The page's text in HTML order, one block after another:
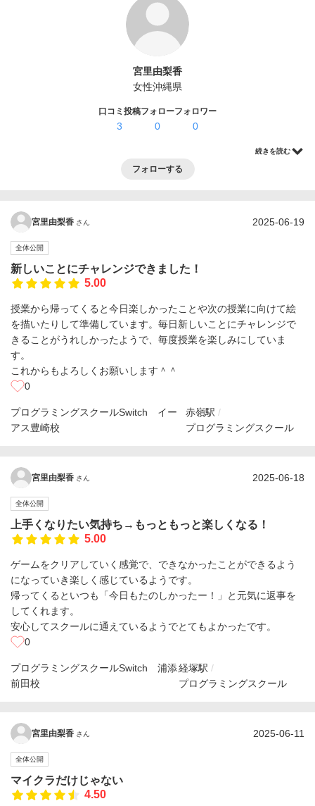
宮里由梨香
女性沖縄県
口コミ投稿
3
フォロー
0
フォロワー
0
続きを読む
フォローする
宮里由梨香 さん 2025-06-19
全体公開
新しいことにチャレンジできました！
5.00
授業から帰ってくると今日楽しかったことや次の授業に向けて絵
を描いたりして準備しています。毎日新しいことにチャレンジで
きることがうれしかったようで、毎度授業を楽しみにしていま
す。
これからもよろしくお願いします＾＾
0
プログラミングスクールSwitch イー
アス豊崎校
赤嶺駅
プログラミングスクール
宮里由梨香 さん 2025-06-18
全体公開
上手くなりたい気持ち→もっともっと楽しくなる！
5.00
ゲームをクリアしていく感覚で、できなかったことができるよう
になっていき楽しく感じているようです。
帰ってくるといつも「今日もたのしかったー！」と元気に返事を
してくれます。
安心してスクールに通えているようでとてもよかったです。
0
プログラミングスクールSwitch 浦添
前田校
経塚駅
プログラミングスクール
宮里由梨香 さん 2025-06-11
全体公開
マイクラだけじゃない
4.50